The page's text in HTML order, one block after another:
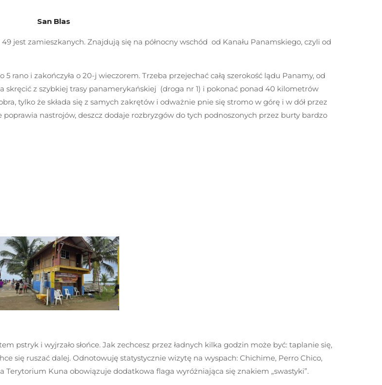
San Blas
jest zamieszkanych. Znajdują się na północny wschód od Kanału Panamskiego, czyli od
rano i zakończyła o 20-j wieczorem. Trzeba przejechać całą szerokość lądu Panamy, od
skręcić z szybkiej trasy panamerykańskiej (droga nr 1) i pokonać ponad 40 kilometrów
tylko że składa się z samych zakrętów i odważnie pnie się stromo w górę i w dół przez
nastrojów, deszcz dodaje rozbryzgów do tych podnoszonych przez burty bardzo
pstryk i wyjrzało słońce. Jak zechcesz przez ładnych kilka godzin może być: taplanie się,
się ruszać dalej. Odnotowuję statystycznie wizytę na wyspach: Chichime, Perro Chico,
Terytorium Kuna obowiązuje dodatkowa flaga wyróżniająca się znakiem „swastyki”.